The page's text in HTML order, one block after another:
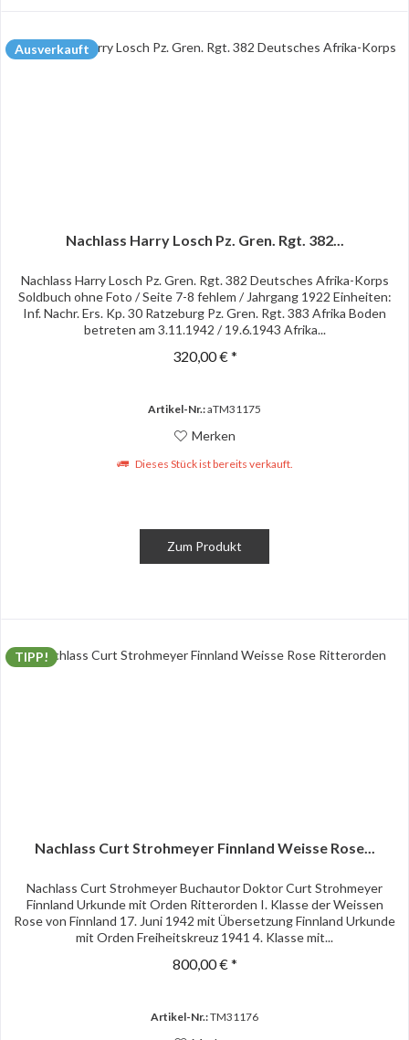
Ausverkauft
Nachlass Harry Losch Pz. Gren. Rgt. 382...
Nachlass Harry Losch Pz. Gren. Rgt. 382 Deutsches Afrika-Korps
Soldbuch ohne Foto / Seite 7-8 fehlem / Jahrgang 1922 Einheiten:
Inf. Nachr. Ers. Kp. 30 Ratzeburg Pz. Gren. Rgt. 383 Afrika Boden
betreten am 3.11.1942 / 19.6.1943 Afrika...
320,00 € *
Artikel-Nr.:aTM31175
Merken
Dieses Stück ist bereits verkauft.
Zum Produkt
TIPP!
Nachlass Curt Strohmeyer Finnland Weisse Rose...
Nachlass Curt Strohmeyer Buchautor Doktor Curt Strohmeyer
Finnland Urkunde mit Orden Ritterorden I. Klasse der Weissen
Rose von Finnland 17. Juni 1942 mit Übersetzung Finnland Urkunde
mit Orden Freiheitskreuz 1941 4. Klasse mit...
800,00 € *
Artikel-Nr.:TM31176